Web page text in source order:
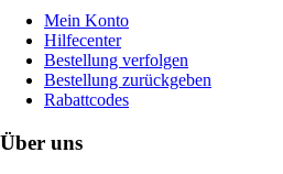
Mein Konto
Hilfecenter
Bestellung verfolgen
Bestellung zurückgeben
Rabattcodes
Über uns